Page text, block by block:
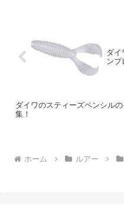
ダイ
ンプ
ダイワのスティーズペンシル
集！
ホーム ルアー